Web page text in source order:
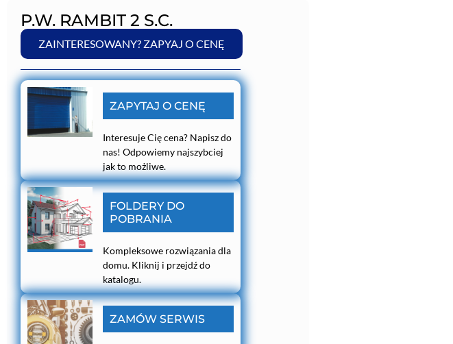
P.W. RAMBIT 2 S.C.
ZAINTERESOWANY? ZAPYAJ O CENĘ
ZAPYTAJ O CENĘ
Interesuje Cię cena? Napisz do
nas! Odpowiemy najszybciej
jak to możliwe.
FOLDERY DO
POBRANIA
Kompleksowe rozwiązania dla
domu. Kliknij i przejdź do
katalogu.
ZAMÓW SERWIS